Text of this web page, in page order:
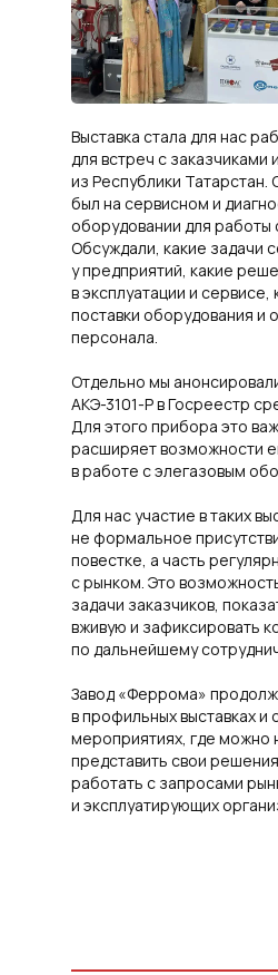
Выставка стала для нас
для встреч с заказчиками
из Республики Татарстан.
был на сервисном и
оборудовании для работы
Обсуждали, какие задачи
у предприятий, какие
в эксплуатации и сервисе,
поставки оборудования и
персонала.
Отдельно мы
АКЭ-3101-Р в Госреестр
Для этого прибора это
расширяет возможности
в работе с элегазовым
Для нас участие в таких
не формальное
повестке, а часть
с рынком. Это
задачи заказчиков,
вживую и зафиксировать
по дальнейшему
Завод «Феррома»
в профильных выставках и
мероприятиях, где можно
представить свои
работать с запросами
и эксплуатирующих